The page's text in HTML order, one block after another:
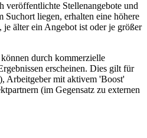
Stellenangebote und
Suchort liegen, erhalten eine höhere
älter ein Angebot ist oder je größer
durch kommerzielle
erscheinen. Dies gilt für
Arbeitgeber mit aktivem 'Boost'
(im Gegensatz zu externen